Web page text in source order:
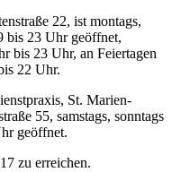
22, ist montags,
bis 23 Uhr geöffnet,
bis 23 Uhr, an Feiertagen
22 Uhr.
St. Marien-
55, samstags, sonntags
geöffnet.
zu erreichen.